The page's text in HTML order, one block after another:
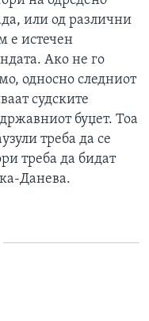
или од различни
е истечен
Ако не го
односно следниот
судските
буџет. Тоа
треба да се
треба да бидат
Данева.